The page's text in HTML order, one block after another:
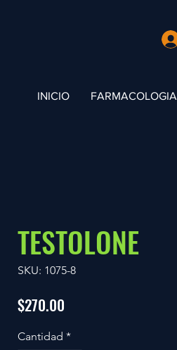
INICIO FARMACOLOGIA
TESTOLONE
SKU: 1075-8
$270.00
Cantidad *